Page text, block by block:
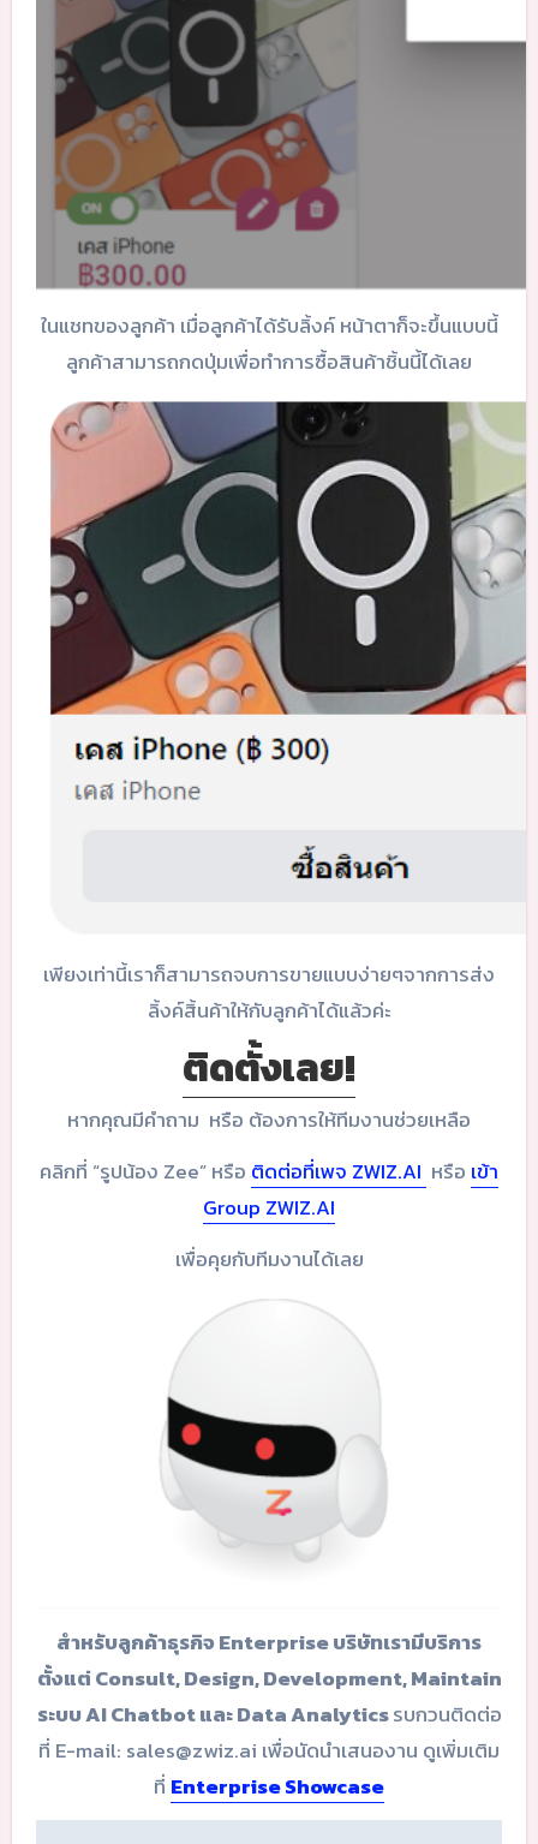
ในแชทของลูกค้า เมื่อลูกค้าได้รับลิ้งค์ หน้าตาก็จะขึ้นแบบนี้
ลูกค้าสามารถกดปุ่มเพื่อทำการซื้อสินค้าชิ้นนี้ได้เลย
เพียงเท่านี้เราก็สามารถจบการขายแบบง่ายๆจากการส่ง
ลิ้งค์สิ้นค้าให้กับลูกค้าได้แล้วค่ะ
ติดตั้งเลย!
หากคุณมีคำถาม หรือ ต้องการให้ทีมงานช่วยเหลือ
คลิกที่ “รูปน้อง Zee” หรือ ติดต่อที่เพจ ZWIZ.AI หรือ เข้า
Group ZWIZ.AI
เพื่อคุยกับทีมงานได้เลย
สำหรับลูกค้าธุรกิจ Enterprise บริษัทเรามีบริการ
ตั้งแต่ Consult, Design, Development, Maintain
ระบบ AI Chatbot และ Data Analyticsรบกวนติดต่อ
ที่ E-mail: sales@zwiz.ai เพื่อนัดนำเสนองาน ดูเพิ่มเติม
ที่ Enterprise Showcase